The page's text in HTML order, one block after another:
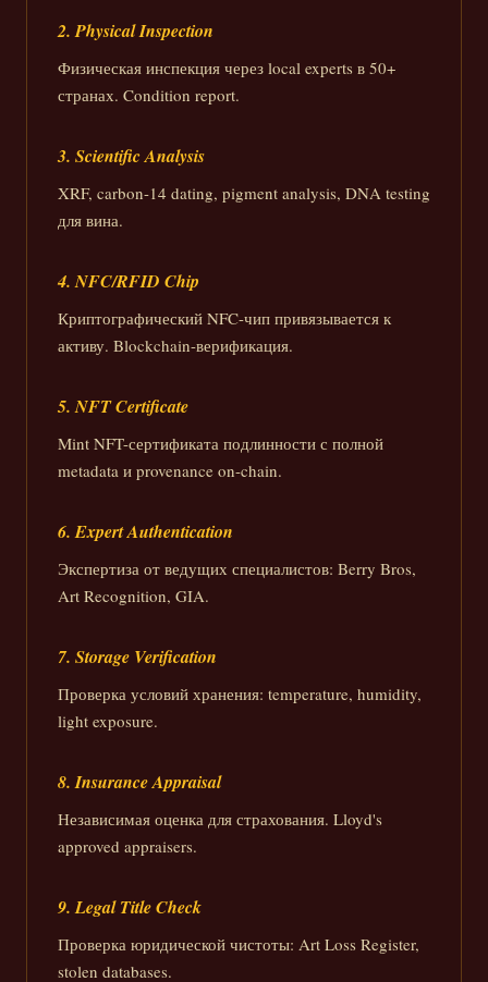
2. Physical Inspection
Физическая инспекция через local experts в 50+
странах. Condition report.
3. Scientific Analysis
XRF, carbon-14 dating, pigment analysis, DNA testing
для вина.
4. NFC/RFID Chip
Криптографический NFC-чип привязывается к
активу. Blockchain-верификация.
5. NFT Certificate
Mint NFT-сертификата подлинности с полной
metadata и provenance on-chain.
6. Expert Authentication
Экспертиза от ведущих специалистов: Berry Bros,
Art Recognition, GIA.
7. Storage Verification
Проверка условий хранения: temperature, humidity,
light exposure.
8. Insurance Appraisal
Независимая оценка для страхования. Lloyd's
approved appraisers.
9. Legal Title Check
Проверка юридической чистоты: Art Loss Register,
stolen databases.